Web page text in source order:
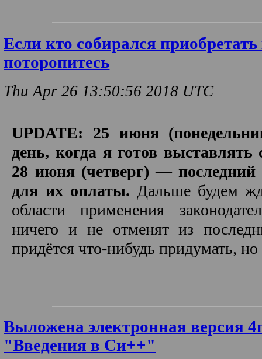
Если кто собирался
поторопитесь
Thu Apr 26 13:50:56 2018 UTC
UPDATE: 25 июня
день, когда я готов выставлять
28 июня (четверг) —
для их оплаты. Дальше будем
области применения
ничего и не отменят из
придётся что-нибудь придумать, но
Выложена электронная версия
"Введения в Си++"